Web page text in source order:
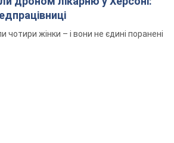
жінки – і вони не єдині поранені